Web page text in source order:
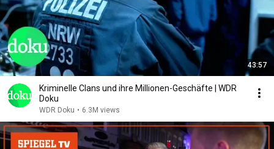
43:57
Kriminelle Clans und ihre Millionen-Geschäfte | WDR
Doku
WDR Doku • 6.3M views